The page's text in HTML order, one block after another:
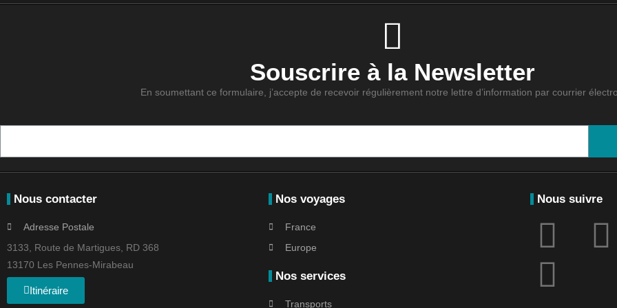
Souscrire à la Newsletter
En soumettant ce formulaire, j’accepte de recevoir régulièrement notre lettre d’information par courrier
Nous contacter
Adresse Postale
3133, Route de Martigues, RD 368
13170 Les Pennes-Mirabeau
Itinéraire
Nos voyages
France
Europe
Nos services
Transports
Nous suivre